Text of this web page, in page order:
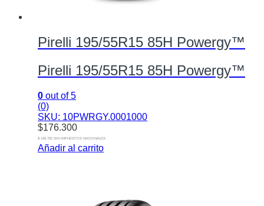
Pirelli 195/55R15 85H Powergy™
Pirelli 195/55R15 85H Powergy™
0 out of 5
(0)
SKU: 10PWRGY.0001000
$176.300
$ 145.702 SIN IMPUESTOS NACIONALES
Añadir al carrito